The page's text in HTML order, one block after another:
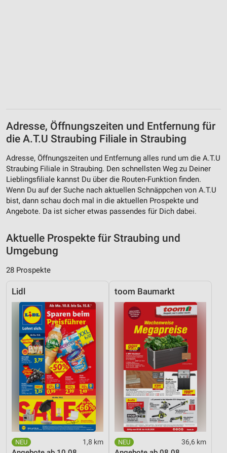
Adresse, Öffnungszeiten und Entfernung für
die A.T.U Straubing Filiale in Straubing
Adresse, Öffnungszeiten und Entfernung alles rund um die A.T.U
Straubing Filiale in Straubing. Den schnellsten Weg zu Deiner
Lieblingsfiliale kannst Du über die Routen-Funktion finden.
Wenn Du auf der Suche nach aktuellen Schnäppchen von A.T.U
bist, dann schau doch mal in die aktuellen Prospekte und
Angebote. Da ist sicher etwas passendes für Dich dabei.
Aktuelle Prospekte für Straubing und
Umgebung
28 Prospekte
Lidl
1,8 km
toom Baumarkt
36,6 km